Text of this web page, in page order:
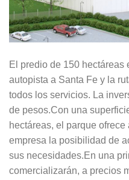
El predio de 150 hectáreas
autopista a Santa Fe y la
todos los servicios. La
de pesos.Con una
hectáreas, el parque
empresa la posibilidad de
sus necesidades.En una
comercializarán, a precios